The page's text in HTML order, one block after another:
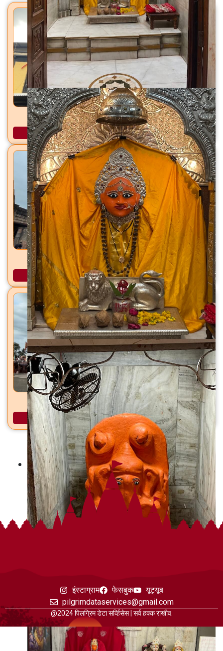
गुरुदेवदत्त विठ्ठल मंदिर घासपुरा, खांडवा शहर, जिल्हा खंडवा
अधिक माहिती
ममलेश्वर ज्योतिर्लिंग ब्रह्मपुरी, ओंकारेश्वर, जि. खांडवा
अधिक माहिती
दादाजी धुनीवाले धाम, खांडवा, जि. खांडवा
अधिक माहिती
इंस्टाग्राम फेसबुक
यूट्यूब
pilgrimdataservices@gmail.com
@2024 पिलग्रिम डेटा सर्व्हिसेस | सर्व हक्क राखीव.